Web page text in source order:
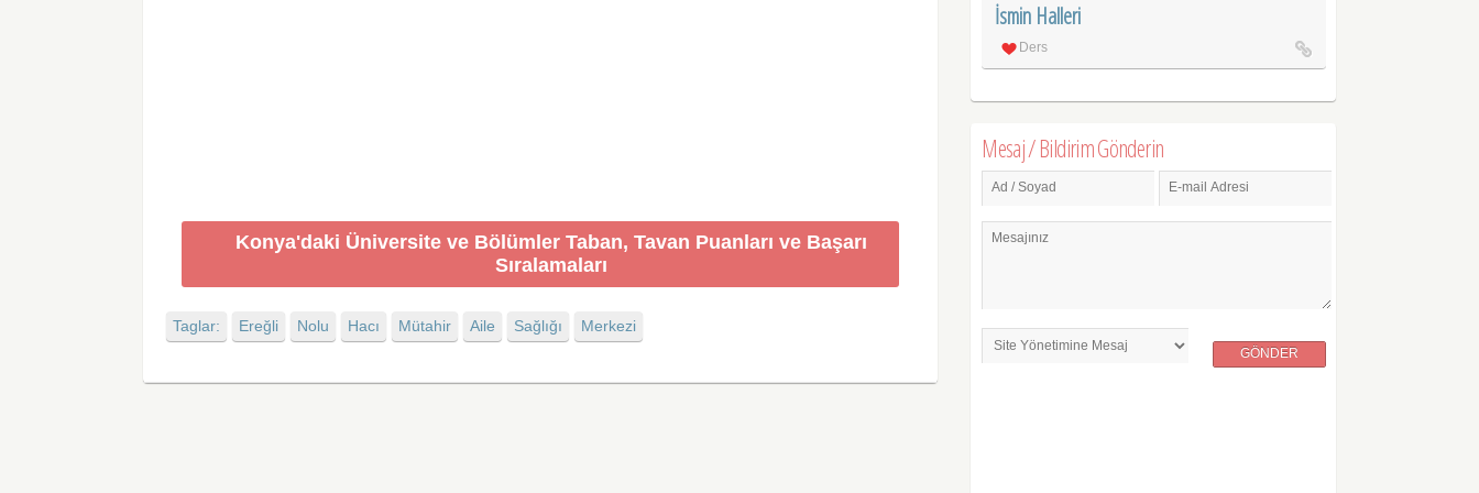
Konya'daki Üniversite ve Bölümler Taban, Tavan Puanları ve Başarı
Sıralamaları
Taglar: Ereğli Nolu Hacı Mütahir Aile Sağlığı Merkezi
İsmin Halleri
Ders
Mesaj / Bildirim Gönderin
Ad / Soyad E-mail Adresi
Mesajınız
GÖNDER